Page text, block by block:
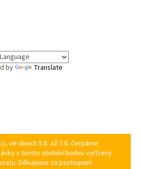
by Translate
ve dnech 5.8. až 7.8. čerpáme
v tomto období budou vyřízeny
Děkujeme za pochopení.